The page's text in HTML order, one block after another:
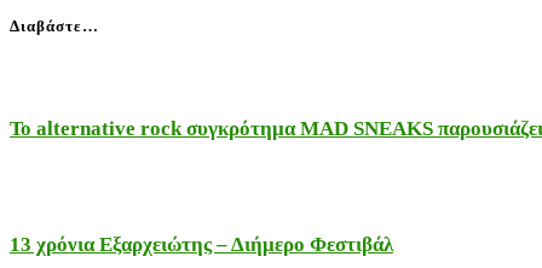
Διαβάστε…
Το alternative rock συγκρότημα MAD SNEAKS
13 χρόνια Εξαρχειώτης – Διήμερο Φεστιβάλ